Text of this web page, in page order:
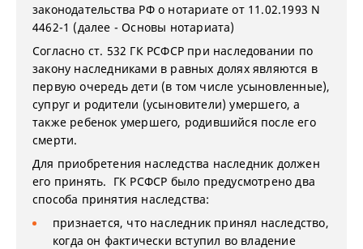
законодательства РФ о нотариате от 11.02.1993 N
4462-1 (далее - Основы нотариата)
Согласно ст. 532 ГК РСФСР при наследовании по
закону наследниками в равных долях являются в
первую очередь дети (в том числе усыновленные),
супруг и родители (усыновители) умершего, а
также ребенок умершего, родившийся после его
смерти.
Для приобретения наследства наследник должен
его принять. ГК РСФСР было предусмотрено два
способа принятия наследства:
признается, что наследник принял наследство,
когда он фактически вступил во владение